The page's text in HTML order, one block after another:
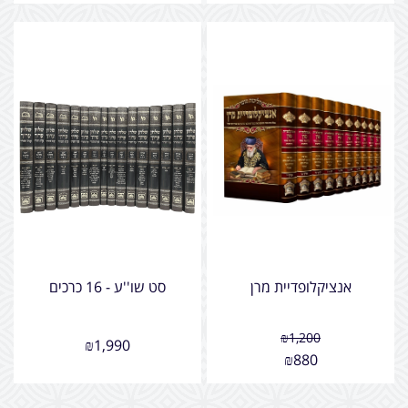
אנציקלופדיית מרן
₪1,200
₪880
סט שו''ע - 16 כרכים
₪1,990